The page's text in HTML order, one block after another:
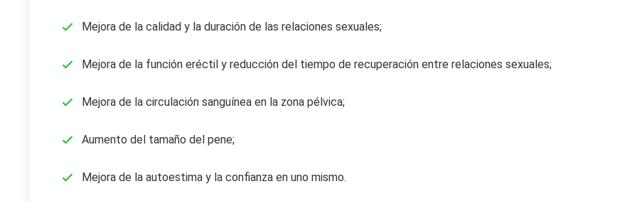
Mejora de la calidad y la duración de las relaciones sexuales;
Mejora de la función eréctil y reducción del tiempo de recuperación entre relaciones sexuales;
Mejora de la circulación sanguínea en la zona pélvica;
Aumento del tamaño del pene;
Mejora de la autoestima y la confianza en uno mismo.